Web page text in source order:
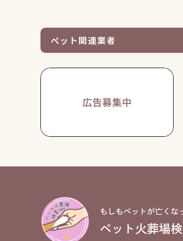
ペット関連業者